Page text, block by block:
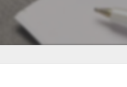
打継ぎ部・コールドジョイン
配管貫通部・スリーブ周り漏